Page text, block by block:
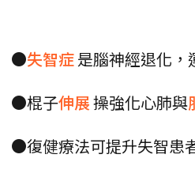
●失智症是腦神經退化，
●棍子伸展操強化心肺與
●復健療法可提升失智患